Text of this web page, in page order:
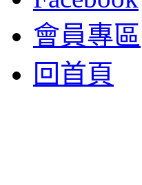
會員專區
回首頁